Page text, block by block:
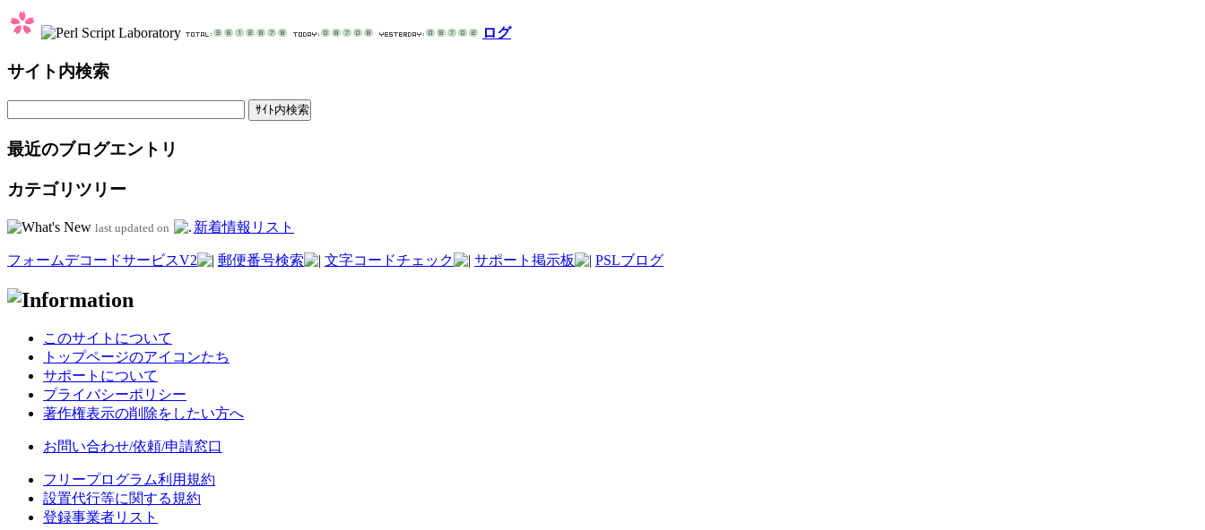
ログ
サイト内検索
最近のブログエントリ
カテゴリツリー
last updated on 新着情報リスト
フォームデコードサービスV2 郵便番号検索 文字コードチェック サポート掲示板 PSLブログ
このサイトについて
トップページのアイコンたち
サポートについて
プライバシーポリシー
著作権表示の削除をしたい方へ
お問い合わせ/依頼/申請窓口
フリープログラム利用規約
設置代行等に関する規約
登録事業者リスト